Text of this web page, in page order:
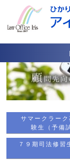
サマークラー
験生（予備
７９期司法修習